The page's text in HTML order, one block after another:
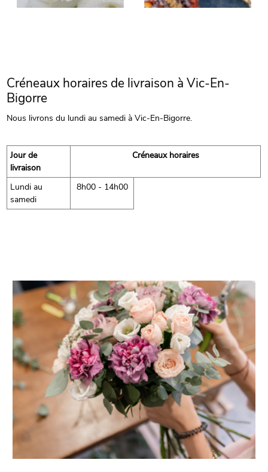
Créneaux horaires de livraison à Vic-En-
Bigorre
Nous livrons du lundi au samedi à Vic-En-Bigorre.
Jour de
livraison
Créneaux horaires
Lundi au
samedi
8h00 - 14h00